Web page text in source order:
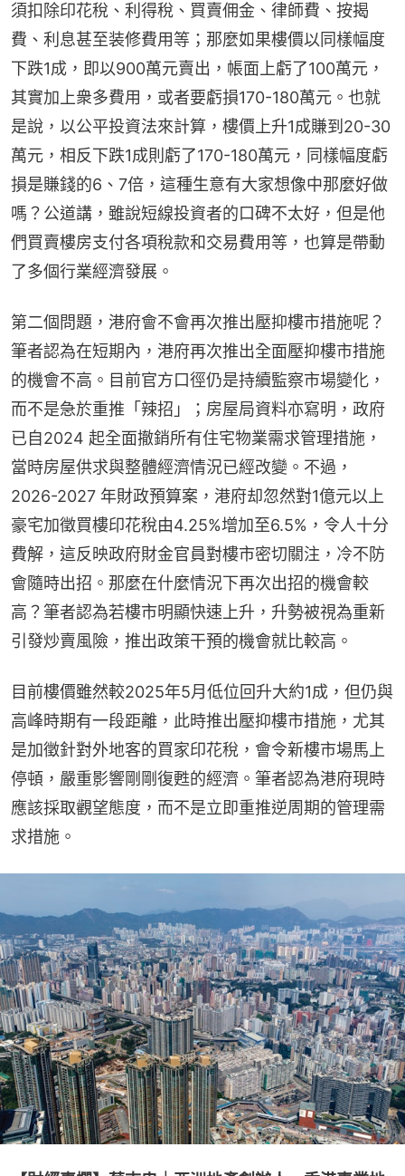
須扣除印花稅、利得稅、買賣佣金、律師費、按揭
費、利息甚至装修費用等；那麼如果樓價以同樣幅度
下跌1成，即以900萬元賣出，帳面上虧了100萬元，
其實加上衆多費用，或者要虧損170-180萬元。也就
是說，以公平投資法來計算，樓價上升1成賺到20-30
萬元，相反下跌1成則虧了170-180萬元，同樣幅度虧
損是賺錢的6、7倍，這種生意有大家想像中那麼好做
嗎？公道講，雖說短線投資者的口碑不太好，但是他
們買賣樓房支付各項稅款和交易費用等，也算是帶動
了多個行業經濟發展。
第二個問題，港府會不會再次推出壓抑樓市措施呢？
筆者認為在短期內，港府再次推出全面壓抑樓市措施
的機會不高。目前官方口徑仍是持續監察市場變化，
而不是急於重推「辣招」；房屋局資料亦寫明，政府
已自2024 起全面撤銷所有住宅物業需求管理措施，
當時房屋供求與整體經濟情況已經改變。不過，
2026-2027 年財政預算案，港府却忽然對1億元以上
豪宅加徵買樓印花稅由4.25%增加至6.5%，令人十分
費解，這反映政府財金官員對樓市密切關注，冷不防
會隨時出招。那麼在什麼情況下再次出招的機會較
高？筆者認為若樓市明顯快速上升，升勢被視為重新
引發炒賣風險，推出政策干預的機會就比較高。
目前樓價雖然較2025年5月低位回升大約1成，但仍與
高峰時期有一段距離，此時推出壓抑樓市措施，尤其
是加徵針對外地客的買家印花稅，會令新樓市場馬上
停頓，嚴重影響剛剛復甦的經濟。筆者認為港府現時
應該採取觀望態度，而不是立即重推逆周期的管理需
求措施。